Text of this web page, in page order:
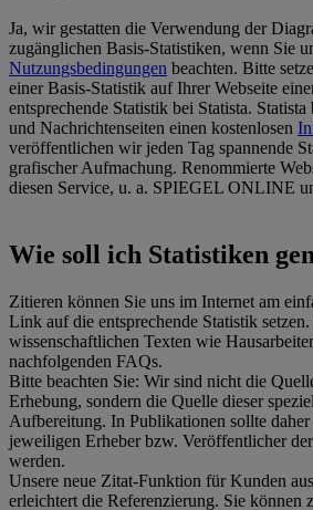
Ja, wir gestatten die Verwendung der
zugänglichen Basis-Statistiken, wenn Sie
Nutzungsbedingungen beachten. Bitte
einer Basis-Statistik auf Ihrer Webseite
entsprechende Statistik bei Statista.
und Nachrichtenseiten einen kostenlosen
veröffentlichen wir jeden Tag spannende
grafischer Aufmachung. Renommierte
diesen Service, u. a. SPIEGEL ONLINE
Wie soll ich Statistiken
Zitieren können Sie uns im Internet am
Link auf die entsprechende Statistik
wissenschaftlichen Texten wie
nachfolgenden FAQs.
Bitte beachten Sie: Wir sind nicht die
Erhebung, sondern die Quelle dieser
Aufbereitung. In Publikationen sollte
jeweiligen Erheber bzw. Veröffentlicher
werden.
Unsere neue Zitat-Funktion für Kunden
erleichtert die Referenzierung. Sie können